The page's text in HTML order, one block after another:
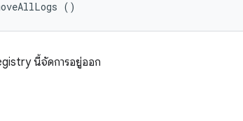
()
นี้จัดการอยู่ออก